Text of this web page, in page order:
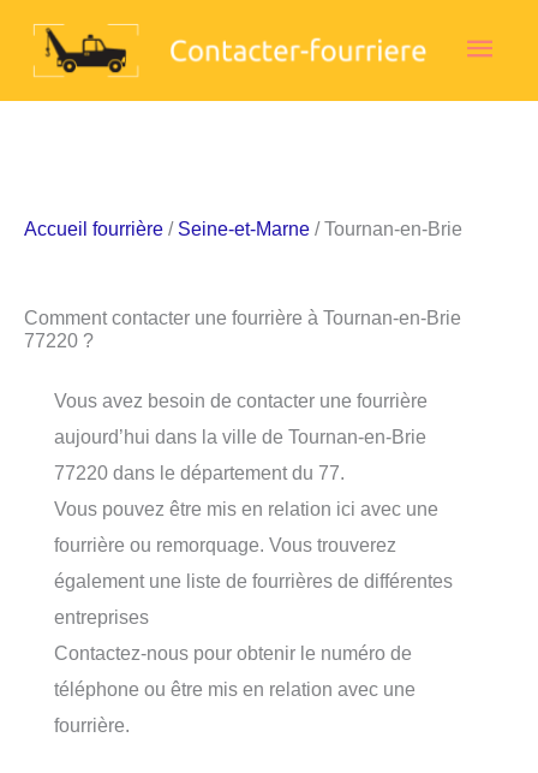
Accueil fourrière / Seine-et-Marne / Tournan-en-Brie
Comment contacter une fourrière à Tournan-en-Brie
77220 ?
Vous avez besoin de contacter une fourrière
aujourd’hui dans la ville de Tournan-en-Brie
77220 dans le département du 77.
Vous pouvez être mis en relation ici avec une
fourrière ou remorquage. Vous trouverez
également une liste de fourrières de différentes
entreprises
Contactez-nous pour obtenir le numéro de
téléphone ou être mis en relation avec une
fourrière.